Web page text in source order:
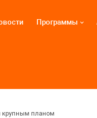
Программы
крупным планом